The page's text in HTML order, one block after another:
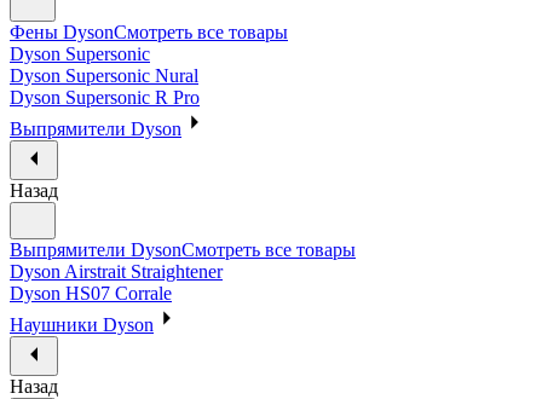
Фены DysonСмотреть все товары
Dyson Supersonic
Dyson Supersonic Nural
Dyson Supersonic R Pro
Выпрямители Dyson
Назад
Выпрямители DysonСмотреть все товары
Dyson Airstrait Straightener
Dyson HS07 Corrale
Наушники Dyson
Назад